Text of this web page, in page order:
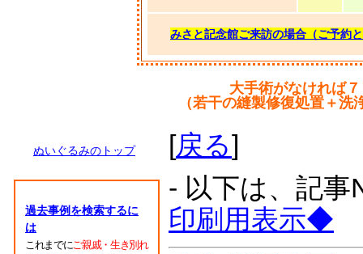
みさと記念館ご来訪の場合（ご予約
大手術がなければ
（若干の縫製修復処置＋
ぬいぐるみのトップ
過去事例を検索するに
は
これまでにご親戚・生き別れ
[戻る]
- 以下は、記事
印刷用表示◆